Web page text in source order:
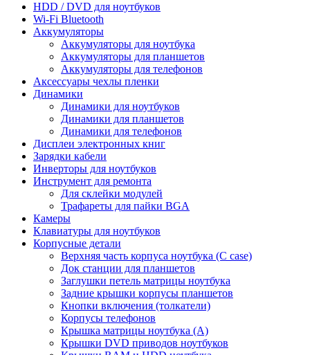
HDD / DVD для ноутбуков
Wi-Fi Bluetooth
Аккумуляторы
Аккумуляторы для ноутбука
Аккумуляторы для планшетов
Аккумуляторы для телефонов
Аксессуары чехлы пленки
Динамики
Динамики для ноутбуков
Динамики для планшетов
Динамики для телефонов
Дисплеи электронных книг
Зарядки кабели
Инверторы для ноутбуков
Инструмент для ремонта
Для склейки модулей
Трафареты для пайки BGA
Камеры
Клавиатуры для ноутбуков
Корпусные детали
Верхняя часть корпуса ноутбука (С case)
Док станции для планшетов
Заглушки петель матрицы ноутбука
Задние крышки корпусы планшетов
Кнопки включения (толкатели)
Корпусы телефонов
Крышка матрицы ноутбука (A)
Крышки DVD приводов ноутбуков